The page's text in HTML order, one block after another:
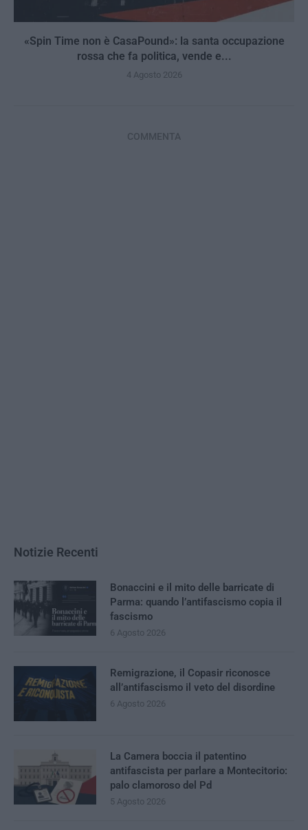
«Spin Time non è CasaPound»: la santa occupazione
rossa che fa politica, vende e...
4 Agosto 2026
COMMENTA
Notizie Recenti
Bonaccini e il mito delle barricate di
Parma: quando l’antifascismo copia il
fascismo
6 Agosto 2026
Remigrazione, il Copasir riconosce
all’antifascismo il veto del disordine
6 Agosto 2026
La Camera boccia il patentino
antifascista per parlare a Montecitorio:
palo clamoroso del Pd
5 Agosto 2026